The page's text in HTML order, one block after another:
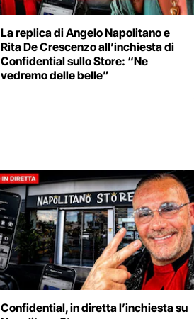
La replica di Angelo Napolitano e
Rita De Crescenzo all’inchiesta di
Confidential sullo Store: “Ne
vedremo delle belle”
Confidential, in diretta l’inchiesta su